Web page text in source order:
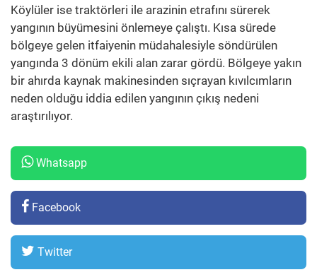
Köylüler ise traktörleri ile arazinin etrafını sürerek
yangının büyümesini önlemeye çalıştı. Kısa sürede
bölgeye gelen itfaiyenin müdahalesiyle söndürülen
yangında 3 dönüm ekili alan zarar gördü. Bölgeye yakın
bir ahırda kaynak makinesinden sıçrayan kıvılcımların
neden olduğu iddia edilen yangının çıkış nedeni
araştırılıyor.
Whatsapp
Facebook
Twitter